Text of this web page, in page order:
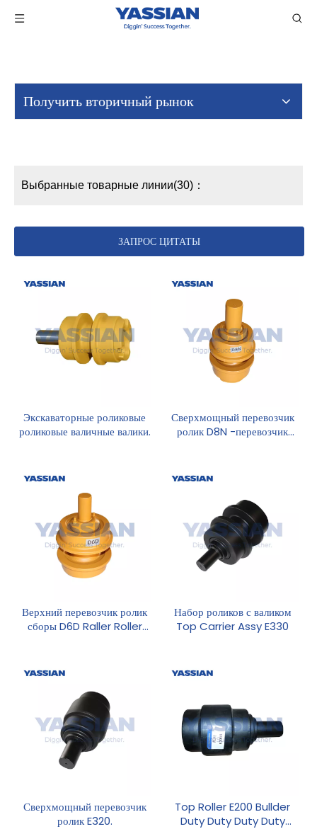
Получить вторичный рынок
Выбранные товарные линии(30)：
ЗАПРОС ЦИТАТЫ
Экскаваторные роликовые
роликовые валичные валики.
Сверхмощный перевозчик
ролик D8N -перевозчик
Верхний перевозчик ролик
сборы D6D Raller Roller
Набор роликов с валиком
Top Carrier Assy E330
Сверхмощный перевозчик
ролик E320.
Top Roller E200 Bullder
Duty Duty Duty Duty